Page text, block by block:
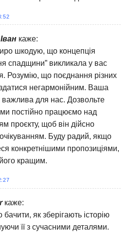
каже:
шкодую, що концепція
спадщини” викликала у вас
Розумію, що поєднання різних
негармонійним. Ваша
для нас. Дозвольте
постійно працюємо над
проєкту, щоб він дійсно
очікуванням. Буду радий, якщо
конкретнішими пропозиціями,
кращим.
каже:
бачити, як зберігають історію
її з сучасними деталями.